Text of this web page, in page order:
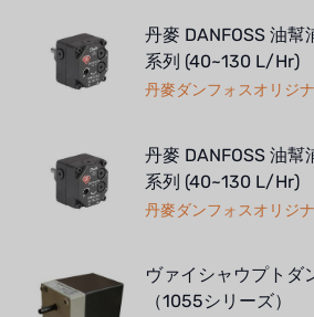
丹麥 DANFOSS 油
系列 (40~130 L/Hr)
丹麥ダンフォスオリジ
丹麥 DANFOSS 油
系列 (40~130 L/Hr)
丹麥ダンフォスオリジ
ヴァイシャウプトダ
（1055シリーズ）